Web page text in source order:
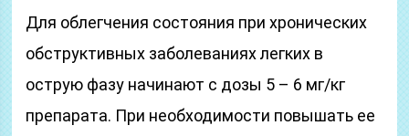
Для облегчения состояния при хронических
обструктивных заболеваниях легких в
острую фазу начинают с дозы 5 – 6 мг/кг
препарата. При необходимости повышать ее